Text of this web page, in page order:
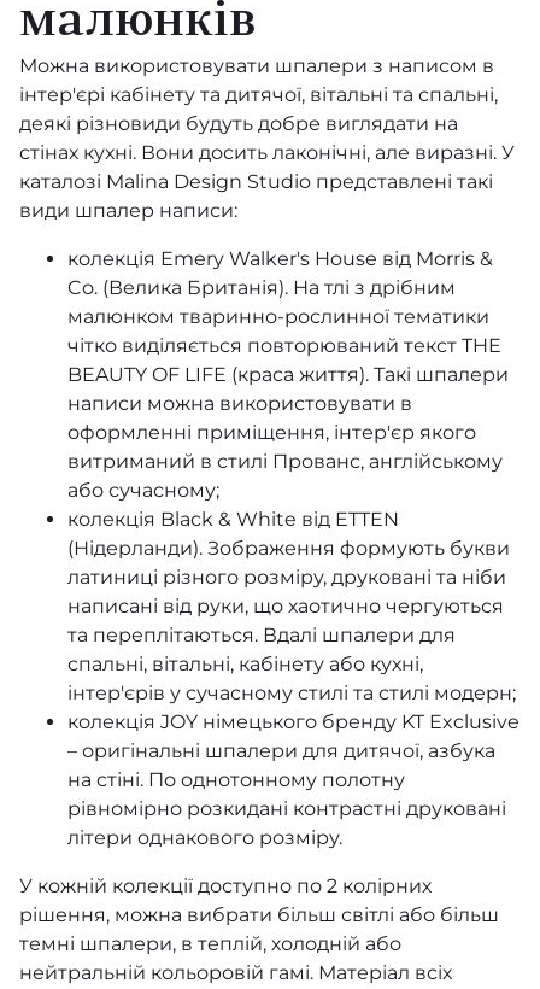
Pure Morris North
Queen Square
Bedford Park
Mulberry Tree
Forbidden City
British Heritage 3
Sauvage
Flora & Fauna
Studio Textures
Antigua
Code Nature
Fashion for Walls 4
Nature Soul
Wild Silk
Boutique
Venezia
малюнків
Можна використовувати шпалери з написом в
інтер'єрі кабінету та дитячої, вітальні та спальні,
деякі різновиди будуть добре виглядати на
стінах кухні. Вони досить лаконічні, але виразні. У
каталозі Malina Design Studio представлені такі
види шпалер написи:
колекція Emery Walker's House від Morris &
Co. (Велика Британія). На тлі з дрібним
малюнком тваринно-рослинної тематики
чітко виділяється повторюваний текст THE
BEAUTY OF LIFE (краса життя). Такі шпалери
написи можна використовувати в
оформленні приміщення, інтер'єр якого
витриманий в стилі Прованс, англійському
або сучасному;
колекція Black & White від ETTEN
(Нідерланди). Зображення формують букви
латиниці різного розміру, друковані та ніби
написані від руки, що хаотично чергуються
та переплітаються. Вдалі шпалери для
спальні, вітальні, кабінету або кухні,
інтер'єрів у сучасному стилі та стилі модерн;
колекція JOY німецького бренду KT Exclusive
– оригінальні шпалери для дитячої, азбука
на стіні. По однотонному полотну
рівномірно розкидані контрастні друковані
літери однакового розміру.
У кожній колекції доступно по 2 колірних
рішення, можна вибрати більш світлі або більш
темні шпалери, в теплій, холодній або
нейтральній кольоровій гамі. Матеріал всіх